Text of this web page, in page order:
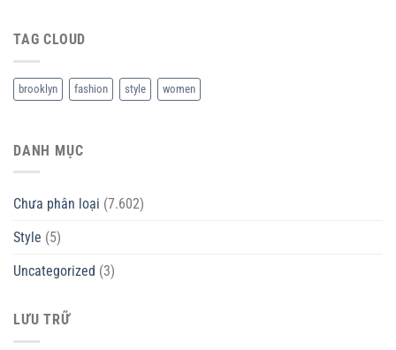
TAG CLOUD
brooklyn fashion style women
DANH MỤC
Chưa phân loại (7.602)
Style (5)
Uncategorized (3)
LƯU TRỮ